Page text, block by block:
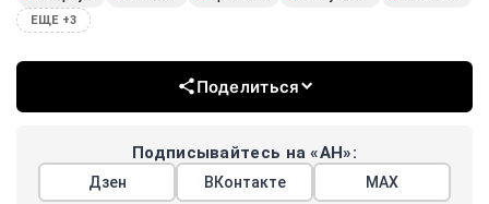
ЕЩЕ +3
Поделиться
Подписывайтесь на «АН»:
Дзен ВКонтакте МАХ